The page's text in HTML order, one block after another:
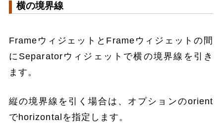
横の境界線
FrameウィジェットとFrameウィジェットの間
にSeparatorウィジェットで横の境界線を引き
ます。
縦の境界線を引く場合は、オプションのorient
でhorizontalを指定します。